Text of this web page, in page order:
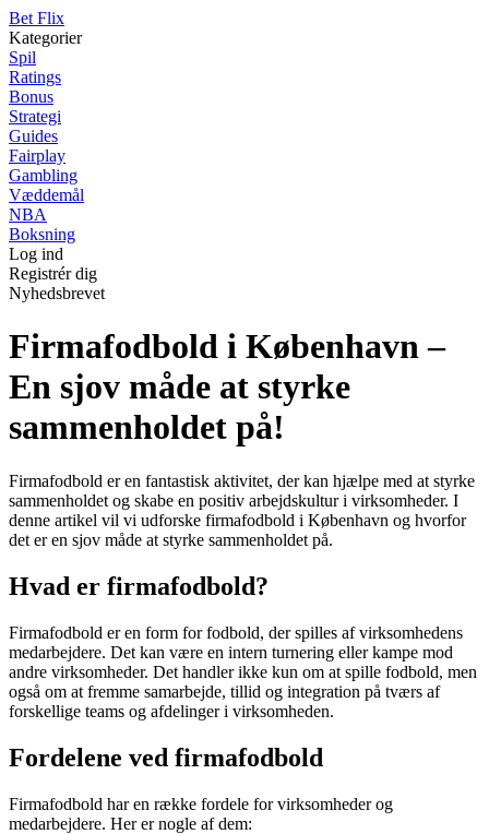
Bet Flix
Kategorier
Spil
Ratings
Bonus
Strategi
Guides
Fairplay
Gambling
Væddemål
NBA
Boksning
Log ind
Registrér dig
Nyhedsbrevet
Firmafodbold i København –
En sjov måde at styrke
sammenholdet på!
Firmafodbold er en fantastisk aktivitet, der kan hjælpe med at styrke
sammenholdet og skabe en positiv arbejdskultur i virksomheder. I
denne artikel vil vi udforske firmafodbold i København og hvorfor
det er en sjov måde at styrke sammenholdet på.
Hvad er firmafodbold?
Firmafodbold er en form for fodbold, der spilles af virksomhedens
medarbejdere. Det kan være en intern turnering eller kampe mod
andre virksomheder. Det handler ikke kun om at spille fodbold, men
også om at fremme samarbejde, tillid og integration på tværs af
forskellige teams og afdelinger i virksomheden.
Fordelene ved firmafodbold
Firmafodbold har en række fordele for virksomheder og
medarbejdere. Her er nogle af dem: